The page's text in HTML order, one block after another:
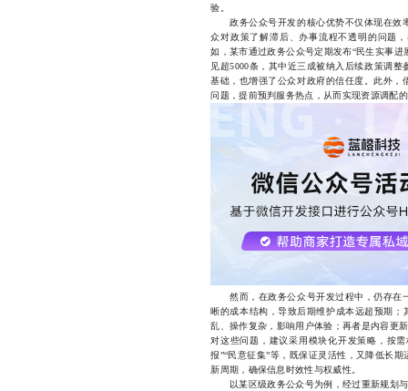
验。
政务公众号开发的核心优势不仅体现在效
众对政策了解滞后、办事流程不透明的问题
如，某市通过政务公众号定期发布“民生实事
见超5000条，其中近三成被纳入后续政策调
基础，也增强了公众对政府的信任度。此外
问题，提前预判服务热点，从而实现资源调配
然而，在政务公众号开发过程中，仍存在
晰的成本结构，导致后期维护成本远超预期；
乱、操作复杂，影响用户体验；再者是内容更
对这些问题，建议采用模块化开发策略，按
报”“民意征集”等，既保证灵活性，又降低长
新周期，确保信息时效性与权威性。
以某区级政务公众号为例，经过重新规划与